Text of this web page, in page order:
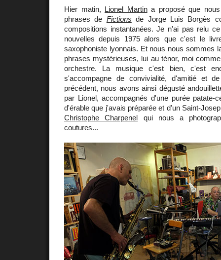
Hier matin, Lionel Martina proposé que
phrases de Fictions de Jorge Luis Borgès
compositions instantanées. Je n'ai pas relu
nouvelles depuis 1975 alors que c'est le
saxophoniste lyonnais. Et nous nous sommes
phrases mystérieuses, lui au ténor, moi
orchestre. La musique c'est bien, c'est
s'accompagne de convivialité, d'amitié et
précédent, nous avons ainsi dégusté
par Lionel, accompagnés d'une purée patate-
d'érable que j'avais préparée et d'un Saint-
Christophe Charpenel qui nous a
coutures...